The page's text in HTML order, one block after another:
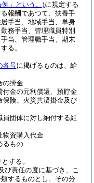
」という。)に規定する
報酬であつて、扶養手
手当、地域手当、単身
務手当、管理職員特別
当、管理職手当、期末
る。
各号に掲げるものは、給
の掛金
金の元利償還、預貯金
保険、火災共済掛金及び
団体に対し納付する組
物資購入代金
るもの
する。
び責任の度に基づき、こ
するものとし、その分